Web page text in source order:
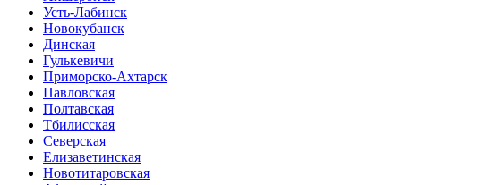
Усть-Лабинск
Новокубанск
Динская
Гулькевичи
Приморско-Ахтарск
Павловская
Полтавская
Тбилисская
Северская
Елизаветинская
Новотитаровская